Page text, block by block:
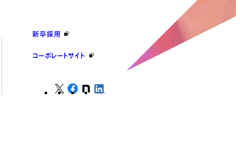
新卒採用
コーポレートサイト